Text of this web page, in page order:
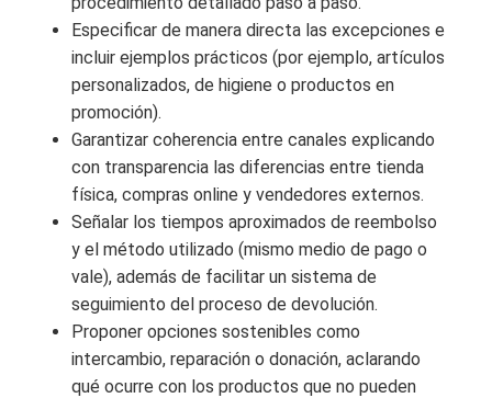
Especificar de manera directa las excepciones e
incluir ejemplos prácticos (por ejemplo, artículos
personalizados, de higiene o productos en
promoción).
Garantizar coherencia entre canales explicando
con transparencia las diferencias entre tienda
física, compras online y vendedores externos.
Señalar los tiempos aproximados de reembolso
y el método utilizado (mismo medio de pago o
vale), además de facilitar un sistema de
seguimiento del proceso de devolución.
Proponer opciones sostenibles como
intercambio, reparación o donación, aclarando
qué ocurre con los productos que no pueden